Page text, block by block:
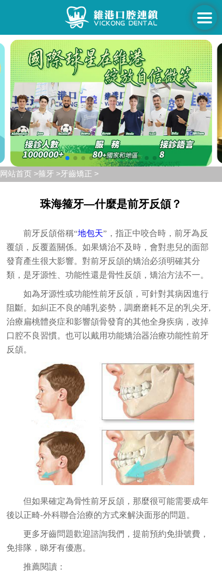
网站首页 >箍牙 >牙齒矯正 >
珠海箍牙—什麼是前牙反頜？
前牙反頜俗稱“地包天”，指正中咬合時，前牙為反
覆頜，反覆蓋關係。如果矯治不及時，會對患兒的面部
發育產生很大影響。對前牙反頜的矯治必須明確其分
類，是牙源性、功能性還是骨性反頜，矯治方法不一。
如為牙源性或功能性前牙反頜，可針對其病因進行
阻斷。如糾正不良的哺乳姿勢，調磨磨耗不足的乳尖牙,
治療扁桃體炎症和影響頜骨發育的其他全身疾病，改掉
口腔不良習慣。也可以戴用功能矯治器治療功能性前牙
反頜。
但如果確定為骨性前牙反頜，那麼很可能需要成年
後以正畸-外科聯合治療的方式來解決面形的問題。
更多牙齒問題歡迎諮詢我們，提前預約免掛號費，
免排隊，睇牙有優惠。
推薦閱讀：